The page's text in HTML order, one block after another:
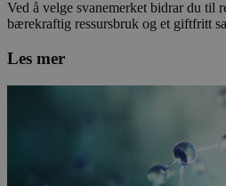
Ved å velge svanemerket bidrar du til
bærekraftig ressursbruk og et giftfritt
Les mer